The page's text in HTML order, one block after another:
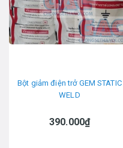
Bột giảm điện trở GEM STATIC
WELD
390.000₫